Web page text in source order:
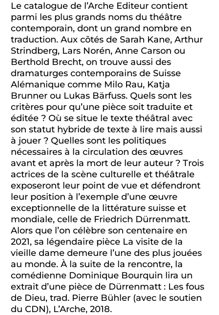
Le catalogue de l’Arche Editeur contient
parmi les plus grands noms du théâtre
contemporain, dont un grand nombre en
traduction. Aux côtés de Sarah Kane, Arthur
Strindberg, Lars Norén, Anne Carson ou
Berthold Brecht, on trouve aussi des
dramaturges contemporains de Suisse
Alémanique comme Milo Rau, Katja
Brunner ou Lukas Bärfuss. Quels sont les
critères pour qu’une pièce soit traduite et
éditée ? Où se situe le texte théâtral avec
son statut hybride de texte à lire mais aussi
à jouer ? Quelles sont les politiques
nécessaires à la circulation des œuvres
avant et après la mort de leur auteur ? Trois
actrices de la scène culturelle et théâtrale
exposeront leur point de vue et défendront
leur position à l’exemple d’une œuvre
exceptionnelle de la littérature suisse et
mondiale, celle de Friedrich Dürrenmatt.
Alors que l’on célèbre son centenaire en
2021, sa légendaire pièce La visite de la
vieille dame demeure l’une des plus jouées
au monde. À la suite de la rencontre, la
comédienne Dominique Bourquin lira un
extrait d’une pièce de Dürrenmatt : Les fous
de Dieu, trad. Pierre Bühler (avec le soutien
du CDN), L’Arche, 2018.